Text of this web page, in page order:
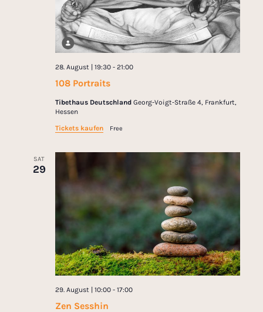
108 Portraits
28. August | 19:30- 21:00
Tibethaus Deutschland Georg-Voigt-Straße 4, Frankfurt,
Hessen
Tickets kaufen
Free
SAT
29
Zen Sesshin
29. August | 10:00- 17:00